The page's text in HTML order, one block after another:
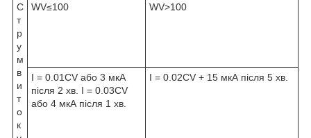
С
т
р
у
м
в
и
т
о
к
WV≤100 WV>100
I = 0.01CV або 3 мкА
після 2 хв. I = 0.03CV
або 4 мкА після 1 хв.
I = 0.02CV + 15 мкА після 5 хв.